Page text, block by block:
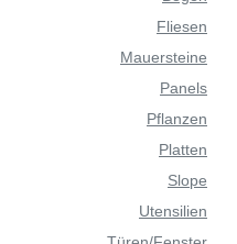
Fliesen
Mauersteine
Panels
Pflanzen
Platten
Slope
Utensilien